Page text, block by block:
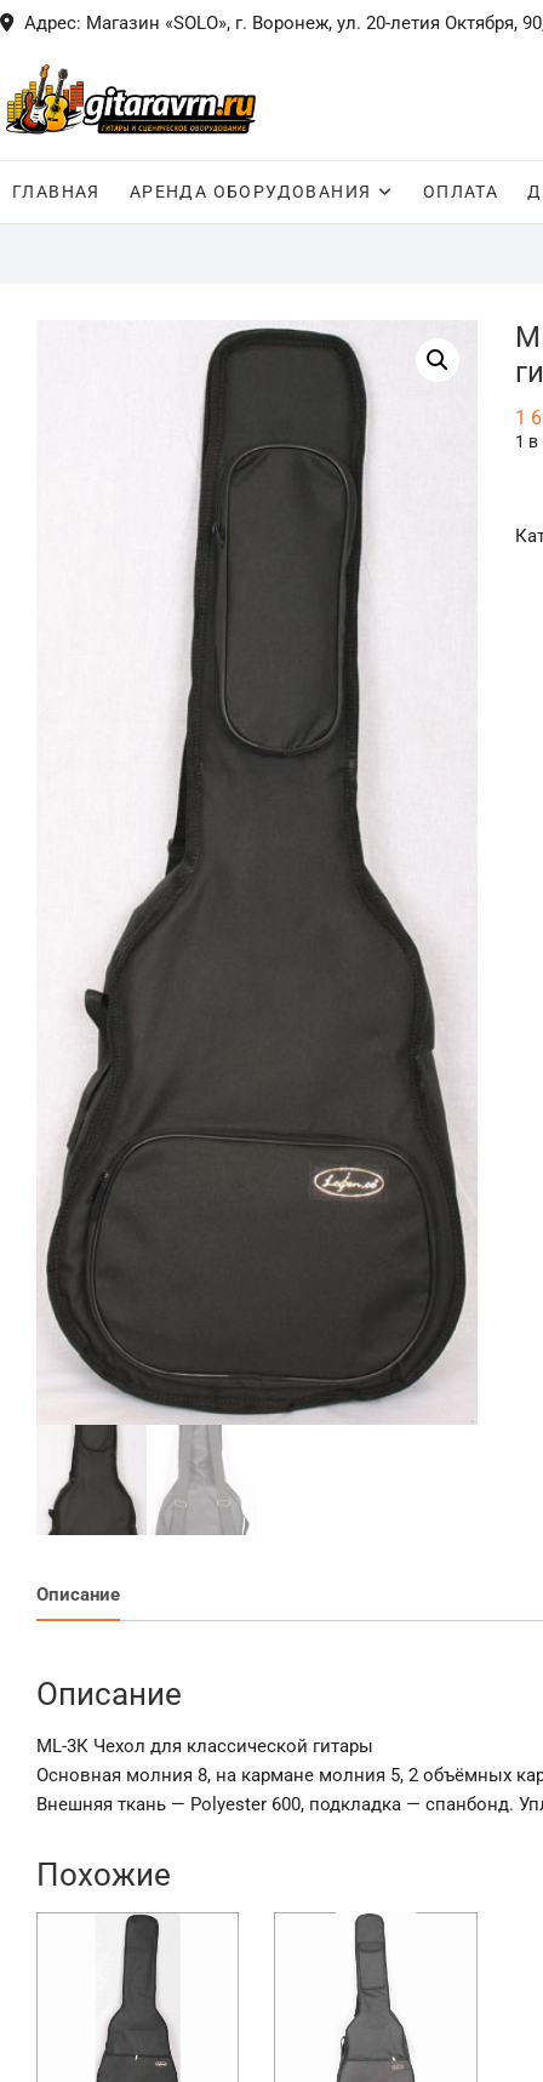
Skip
content
Адрес: Магазин «SOLO», г. Воронеж, ул. 20-летия Октября,
ГЛАВНАЯ АРЕНДА ОБОРУДОВАНИЯ ОПЛАТА
1
1 в
Описание
Описание
ML-3К Чехол для классической гитары
Основная молния 8, на кармане молния 5, 2 объёмных
Внешняя ткань — Polyester 600, подкладка — спанбонд.
Похожие